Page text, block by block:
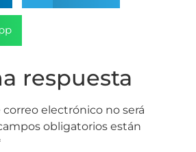
respuesta
electrónico no será
obligatorios están